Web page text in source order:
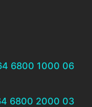
6800 1000 06
6800 2000 03